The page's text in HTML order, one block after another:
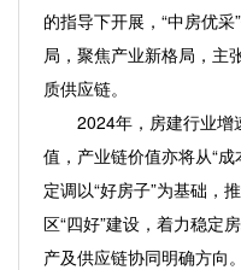
的指导下开展，“中房优
局，聚焦产业新格局，主
质供应链。
2024年，房建行业增
值，产业链价值亦将从“成
定调以“好房子”为基础，
区“四好”建设，着力稳定
产及供应链协同明确方向